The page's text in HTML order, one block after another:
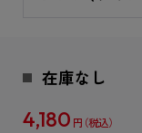
在庫なし
4,180 円